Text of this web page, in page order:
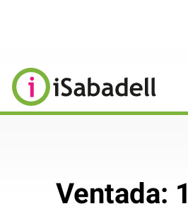
Ventada: